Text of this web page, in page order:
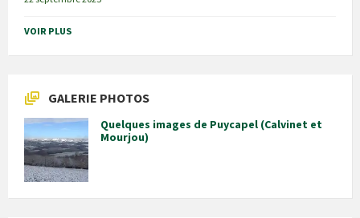
VOIR PLUS
GALERIE PHOTOS
Quelques images de Puycapel (Calvinet et
Mourjou)